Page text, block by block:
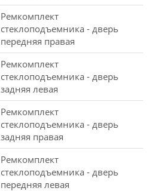
Ремкомплект
стеклоподъемника - дверь
передняя правая
Ремкомплект
стеклоподъемника - дверь
задняя левая
Ремкомплект
стеклоподъемника - дверь
задняя правая
Ремкомплект
стеклоподъемника - дверь
передняя левая